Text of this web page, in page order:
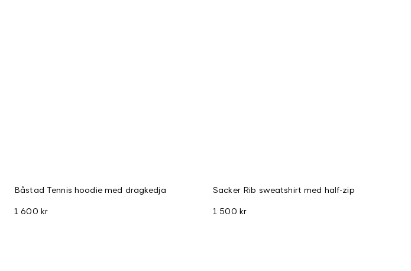
Båstad Tennis hoodie med dragkedja
1 600 kr
Sacker Rib sweatshirt med half-zip
1 500 kr